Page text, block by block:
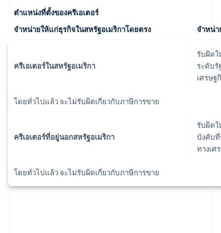
ตำแหน่งที่ตั้งของครีเอเตอร์
จําหน่ายให้แก่ธุรกิจในสหรัฐอเมริกาโดยตรง
จําหน่า
ครีเอเตอร์ในสหรัฐอเมริกา
รับผิดใ
ระดับรั
เศรษฐ
โดยทั่วไปแล้ว จะไม่รับผิดเกี่ยวกับภาษีการขาย
ครีเอเตอร์ที่อยู่นอกสหรัฐอเมริกา
รับผิดใ
บังคับที่
ทางเศ
โดยทั่วไปแล้ว จะไม่รับผิดเกี่ยวกับภาษีการขาย